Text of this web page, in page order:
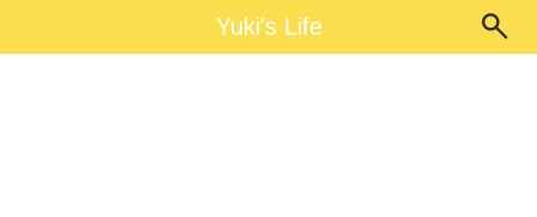
Yuki's LifeYuki's Life